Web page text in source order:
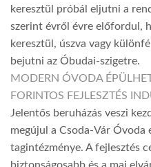
keresztül próbál eljutni a
szerint évről évre előfordul,
keresztül, úszva vagy
bejutni az Óbudai-szigetre.
MODERN ÓVODA
FORINTOS FEJLESZTÉS
Jelentős beruházás veszi
megújul a Csoda-Vár Óvoda
tagintézménye. A fejlesztés